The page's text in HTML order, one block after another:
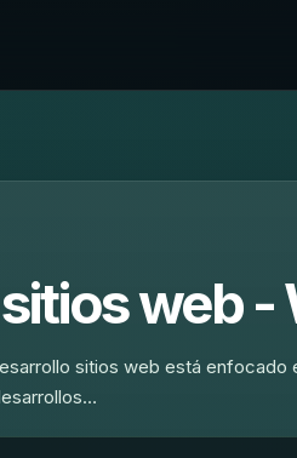
web -
sitios web está enfocado